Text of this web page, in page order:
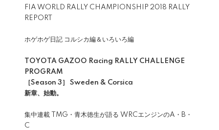
FIA WORLD RALLY CHAMPIONSHIP 2018 RALLY
REPORT
ホゲホゲ日記 コルシカ編＆いろいろ編
TOYOTA GAZOO Racing RALLY CHALLENGE
PROGRAM
［Season 3］ Sweden & Corsica
新章、始動。
集中連載 TMG・青木徳生が語る WRCエンジンのA・B・
C